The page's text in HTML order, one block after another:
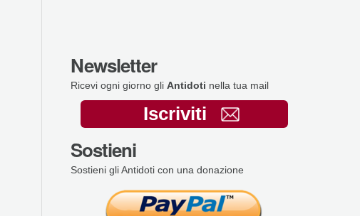
Newsletter
Ricevi ogni giorno gli Antidoti nella tua mail
Iscriviti
Sostieni
Sostieni gli Antidoti con una donazione